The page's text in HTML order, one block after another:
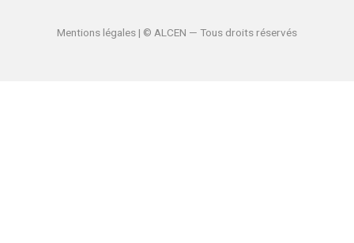
Mentions légales | © ALCEN — Tous droits réservés